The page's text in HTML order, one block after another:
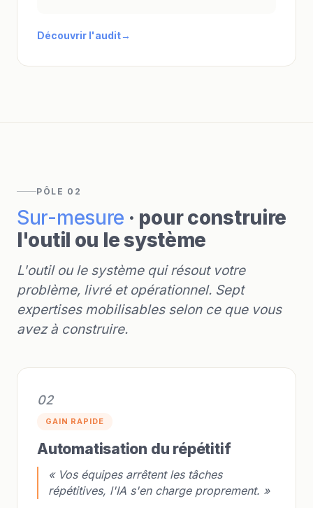
Découvrir l'audit
PÔLE 02
Sur-mesure · pour construire
l'outil ou le système
L'outil ou le système qui résout votre
problème, livré et opérationnel. Sept
expertises mobilisables selon ce que vous
avez à construire.
02
GAIN RAPIDE
Automatisation du répétitif
« Vos équipes arrêtent les tâches
répétitives, l'IA s'en charge proprement. »